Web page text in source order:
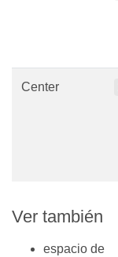
Center
Ver también
espacio de